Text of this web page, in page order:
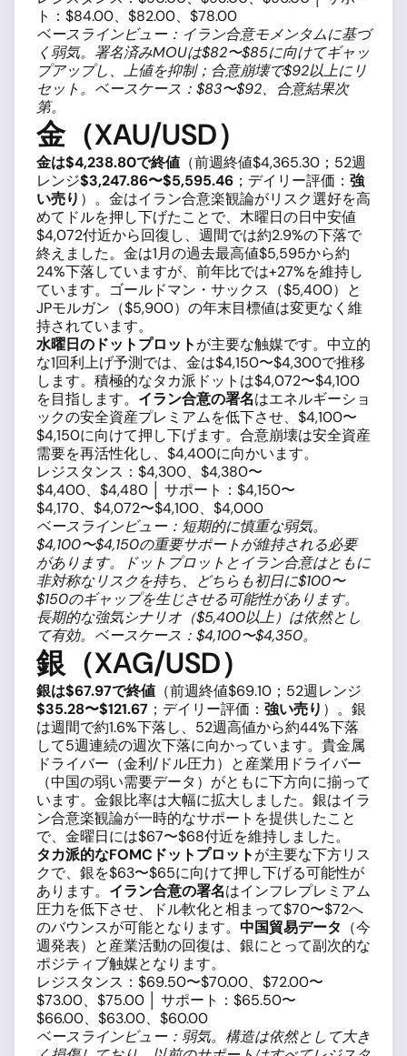
ト：$84.00、$82.00、$78.00
ベースラインビュー：イラン合意モメンタムに基づ
く弱気。署名済みMOUは$82〜$85に向けてギャッ
プアップし、上値を抑制；合意崩壊で$92以上にリ
セット。ベースケース：$83〜$92、合意結果次
第。
金（XAU/USD）
金は$4,238.80で終値 （前週終値$4,365.30；52週
レンジ$3,247.86〜$5,595.46 ；デイリー評価： 強
い売り ）。金はイラン合意楽観論がリスク選好を高
めてドルを押し下げたことで、木曜日の日中安値
$4,072付近から回復し、週間では約2.9%の下落で
終えました。金は1月の過去最高値$5,595から約
24%下落していますが、前年比では+27%を維持し
ています。ゴールドマン・サックス（$5,400）と
JPモルガン（$5,900）の年末目標値は変更なく維
持されています。
水曜日のドットプロットが主要な触媒です。中立的
な1回利上げ予測では、金は$4,150〜$4,300で推移
します。積極的なタカ派ドットは$4,072〜$4,100
を目指します。 イラン合意の署名はエネルギーショ
ックの安全資産プレミアムを低下させ、$4,100〜
$4,150に向けて押し下げます。合意崩壊は安全資産
需要を再活性化し、$4,400に向かいます。
レジスタンス：$4,300、$4,380〜
$4,400、$4,480 │ サポート：$4,150〜
$4,170、$4,072〜$4,100、$4,000
ベースラインビュー：短期的に慎重な弱気。
$4,100〜$4,150の重要サポートが維持される必要
があります。ドットプロットとイラン合意はともに
非対称なリスクを持ち、どちらも初日に$100〜
$150のギャップを生じさせる可能性があります。
長期的な強気シナリオ（$5,400以上）は依然とし
て有効。ベースケース：$4,100〜$4,350。
銀（XAG/USD）
銀は$67.97で終値 （前週終値$69.10；52週レンジ
$35.28〜$121.67 ；デイリー評価： 強い売り ）。銀
は週間で約1.6%下落し、52週高値から約44%下落
して5週連続の週次下落に向かっています。貴金属
ドライバー（金利/ドル圧力）と産業用ドライバー
（中国の弱い需要データ）がともに下方向に揃って
います。金銀比率は大幅に拡大しました。銀はイラ
ン合意楽観論が一時的なサポートを提供したこと
で、金曜日には$67〜$68付近を維持しました。
タカ派的なFOMCドットプロットが主要な下方リス
クで、銀を$63〜$65に向けて押し下げる可能性が
あります。 イラン合意の署名はインフレプレミアム
圧力を低下させ、ドル軟化と相まって$70〜$72へ
のバウンスが可能となります。 中国貿易データ （今
週発表）と産業活動の回復は、銀にとって副次的な
ポジティブ触媒となります。
レジスタンス：$69.50〜$70.00、$72.00〜
$73.00、$75.00 │ サポート：$65.50〜
$66.00、$63.00、$60.00
ベースラインビュー：弱気。構造は依然として大き